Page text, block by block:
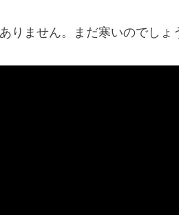
りません。まだ寒いのでしょ